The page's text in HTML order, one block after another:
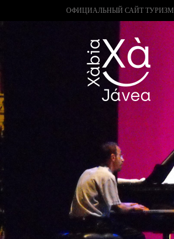
ОФИЦИАЛЬНЫЙ САЙТ